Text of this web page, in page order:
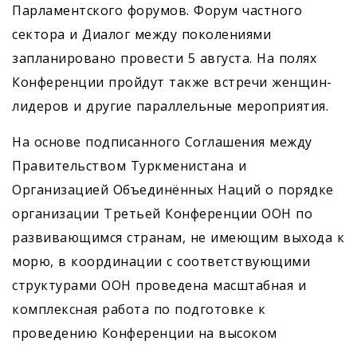
Парламентского форумов. Форум частного
сектора и Диалог между поколениями
запланировано провести 5 августа. На полях
Конференции пройдут также встречи женщин-
лидеров и другие параллельные мероприятия.
На основе подписанного Соглашения между
Правительством Туркменистана и
Организацией Объединённых Наций о порядке
организации Третьей Конференции ООН по
развивающимся странам, не имеющим выхода к
морю, в координации с соответствующими
структурами ООН проведена масштабная и
комплексная работа по подготовке к
проведению Конференции на высоком